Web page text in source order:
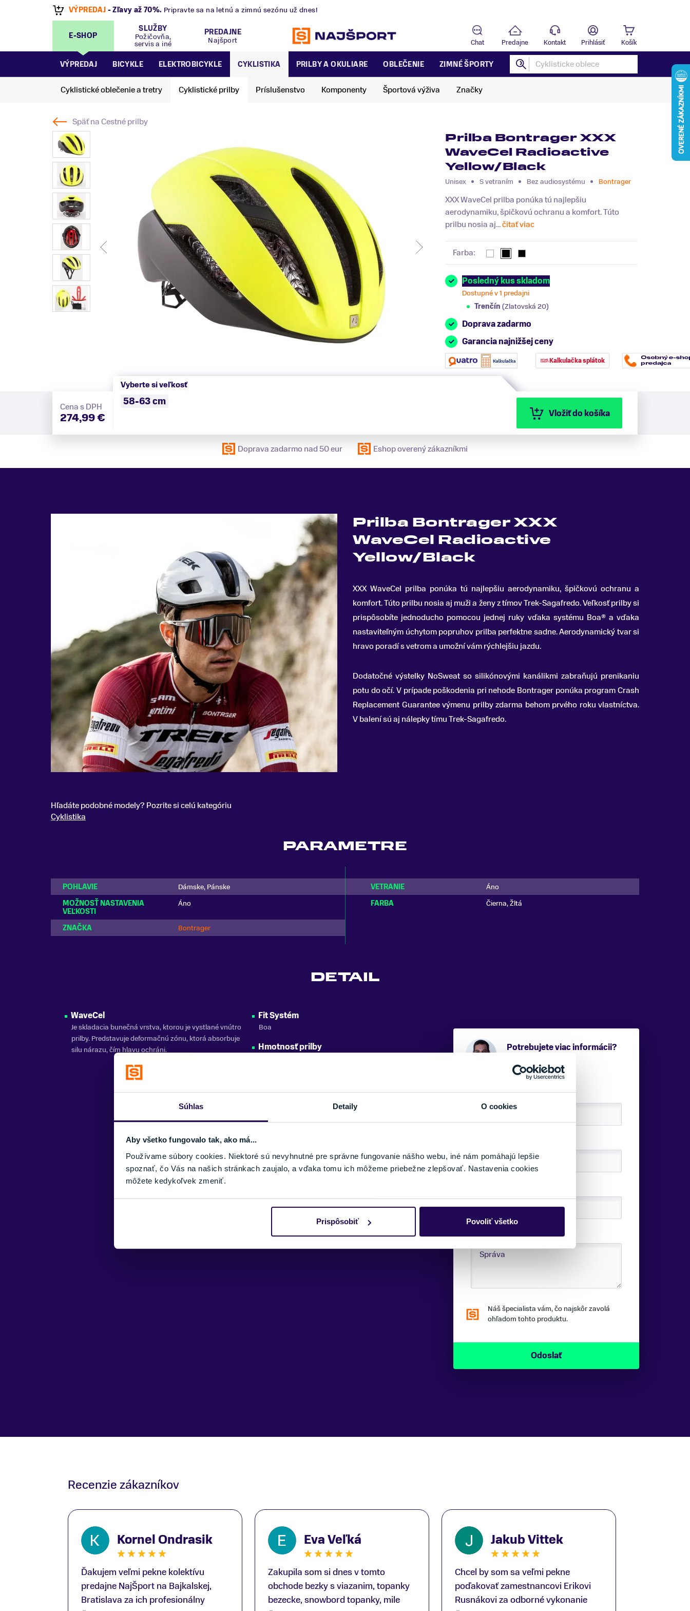
Súhlas Detaily O cookies
Aby všetko fungovalo tak, ako má...
Používame súbory cookies. Niektoré sú nevyhnutné pre správne fungovanie nášho webu, iné nám pomáhajú lepšie
spoznať, čo Vás na našich stránkach zaujalo, a vďaka tomu ich môžeme priebežne zlepšovať. Nastavenia cookies
môžete kedykoľvek zmeniť.
Prispôsobiť Povoliť všetko
VÝPREDAJ - Zľavy až 70%. Pripravte sa na letnú a zimnú sezónu už dnes!
E-SHOP
SLUŽBY
Požičovňa,
servis a iné
PREDAJNE
Najšport
Chat Predajne Kontakt Prihlásiť Košík
VÝPREDAJ BICYKLE ELEKTROBICYKLE CYKLISTIKA PRILBY A OKULIARE OBLEČENIE ZIMNÉ ŠPORTY
Cyklistické oblečenie a tretry Cyklistické prilby Príslušenstvo Komponenty Športová výživa Značky
Späť naCestné prilby
Prilba Bontrager XXX
WaveCel Radioactive
Yellow/Black
Unisex S vetraním Bez audiosystému Bontrager
XXX WaveCel prilba ponúka tú najlepšiu
aerodynamiku, špičkovú ochranu a komfort. Túto
prilbu nosia aj...čitať viac
Farba:
Posledný kus skladom
Dostupné v 1 predajni
Trenčín (Zlatovská 20)
Doprava zadarmo
Garancia najnižšej ceny
Kalkulačka splátok
Cena s DPH
274,99 €
Vyberte si veľkosť
58-63 cm
Vložiť do košíka
Doprava zadarmo nad 50 eur Eshop overený zákazníkmi
Prilba Bontrager XXX
WaveCel Radioactive
Yellow/Black
XXX WaveCel prilba ponúka tú najlepšiu aerodynamiku, špičkovú ochranu a
komfort.Túto prilbu nosia aj muži a ženy z tímov Trek-Sagafredo. Veľkosť prilby si
prispôsobíte jednoducho pomocou jednej ruky vďaka systému Boa® a vďaka
nastaviteľným úchytom popruhov prilba perfektne sadne. Aerodynamický tvar si
hravo poradí s vetrom a umožní vám rýchlejšiu jazdu.
Dodatočné výstelky NoSweat so silikónovými kanálikmi zabraňujú prenikaniu
potu do očí. V prípade poškodenia pri nehode Bontrager ponúka program Crash
Replacement Guarantee výmenu prilby zdarma behom prvého roku vlastníctva.
V balení sú aj nálepky tímu Trek-Sagafredo.
Hľadáte podobné modely? Pozrite si celú kategóriu
Cyklistika
PARAMETRE
POHLAVIE Dámske, Pánske VETRANIE
Áno
MOŽNOSŤ NASTAVENIA
VEĽKOSTI
Áno FARBA Čierna, Žltá
ZNAČKA Bontrager
DETAIL
WaveCel
Je skladacia bunečná vrstva, ktorou je vystlané vnútro
prilby. Predstavuje deformačnú zónu, ktorá absorbuje
silu nárazu, čím hlavu ochráni.
Fit Systém
Boa
Hmotnosť prilby
Potrebujete viac informácii?
VAŠE MENO:
Náš špecialista vám, čo najskôr zavolá
ohľadom tohto produktu.
Recenzie zákazníkov
Kornel Ondrasik
Ďakujem veľmi pekne kolektívu
predajne NajŠport na Bajkalskej,
Bratislava za ich profesionálny
Eva Veľká
Zakupila som si dnes v tomto
obchode bezky s viazanim, topanky
bezecke, snowbord topanky, mile
Jakub Vittek
Chcel by som sa veľmi pekne
poďakovať zamestnancovi Erikovi
Rusnákovi za odborné vykonanie